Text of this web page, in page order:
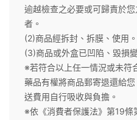
逾越檢查之必要或可歸責於
者。
(2)商品經拆封、拆膜、使用。
(3)商品或外盒已凹陷、毀損
※若符合以上任一情況或未符
藥品有權將商品郵寄退還給
送費用自行吸收與負擔。
※依《消費者保護法》第19條